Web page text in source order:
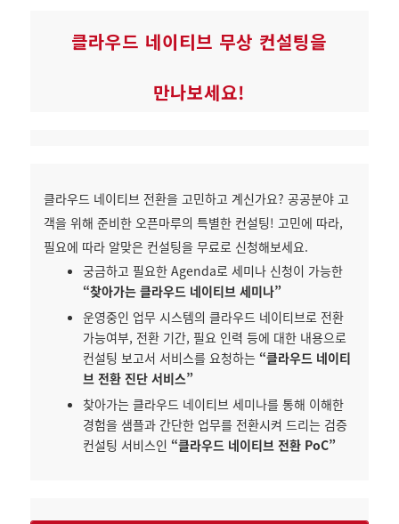
클라우드 네이티브 무상 컨설팅을
만나보세요!
클라우드 네이티브 전환을 고민하고 계신가요? 공공분야 고
객을 위해 준비한 오픈마루의 특별한 컨설팅! 고민에 따라,
필요에 따라 알맞은 컨설팅을 무료로 신청해보세요.
궁금하고 필요한 Agenda로 세미나 신청이 가능한
“찾아가는 클라우드 네이티브 세미나”
운영중인 업무 시스템의 클라우드 네이티브로 전환
가능여부, 전환 기간, 필요 인력 등에 대한 내용으로
컨설팅 보고서 서비스를 요청하는“클라우드 네이티
브 전환 진단 서비스”
찾아가는 클라우드 네이티브 세미나를 통해 이해한
경험을 샘플과 간단한 업무를 전환시켜 드리는 검증
컨설팅 서비스인 “클라우드 네이티브 전환 PoC”